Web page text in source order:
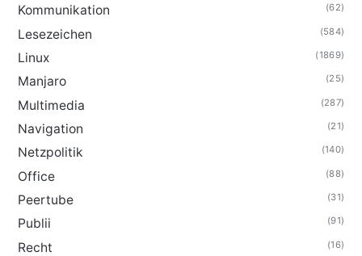
Kommunikation (62)
Lesezeichen (584)
Linux (1869)
Manjaro (25)
Multimedia (287)
Navigation (21)
Netzpolitik (140)
Office (88)
Peertube (31)
Publii (91)
Recht (16)